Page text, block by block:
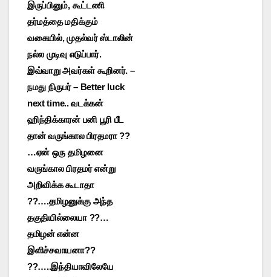
இருப்பினும், கூட்டணி
தர்மத்தை மதிக்கும்
வகையில், முதல்வர் ஸ்டாலின்
நல்ல முடிவு எடுப்பார்.
இவ்வாறு அவர்கள் கூறினர். –
நமது நிருபர் – Better luck
next time.. வடக்கன்
ஹிந்திக்காரன் பனி பூரி பீட
தான் வருங்கால பிரதமரா ??
…ஏன் ஒரு தமிழனை
வருங்கால பிரதமர் என்று
அறிவிக்க கூடாதா
??….தமிழனுக்கு அந்த
தகுதியில்லையா ??…
தமிழன் என்ன
இளிச்சவாயனா??
??…..இந்தியாவிலேயே